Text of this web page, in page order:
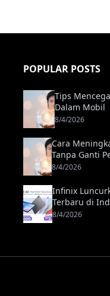
POPULAR POSTS
Tips
Dalam Mobil
8/4/2026
Cara
Tanpa Ganti
8/4/2026
Infinix
Terbaru di
8/4/2026